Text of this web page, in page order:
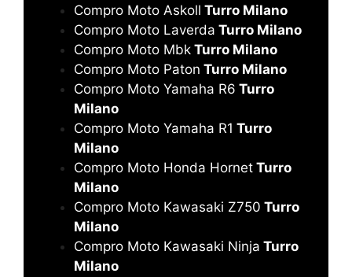
Compro Moto Askoll Turro Milano
Compro Moto Laverda Turro Milano
Compro Moto Mbk Turro Milano
Compro Moto Paton Turro Milano
Compro Moto Yamaha R6 Turro
Milano
Compro Moto Yamaha R1 Turro
Milano
Compro Moto Honda Hornet Turro
Milano
Compro Moto Kawasaki Z750 Turro
Milano
Compro Moto Kawasaki Ninja Turro
Milano